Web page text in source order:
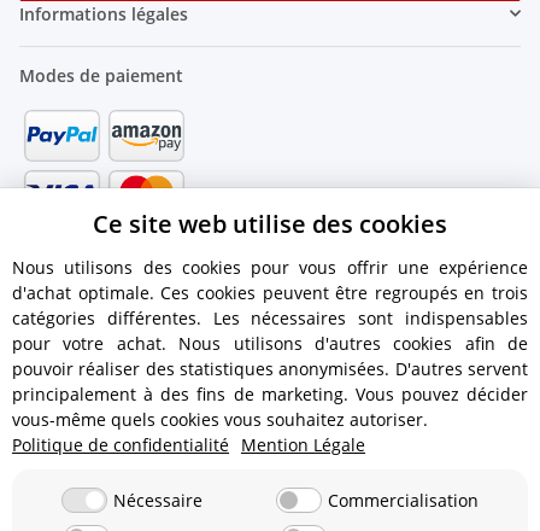
Informations légales
Modes de paiement
Informations dexpédition
Ce site web utilise des cookies
Nous utilisons des cookies pour vous offrir une expérience
d'achat optimale. Ces cookies peuvent être regroupés en trois
catégories différentes. Les nécessaires sont indispensables
pour votre achat. Nous utilisons d'autres cookies afin de
pouvoir réaliser des statistiques anonymisées. D'autres servent
principalement à des fins de marketing. Vous pouvez décider
vous-même quels cookies vous souhaitez autoriser.
Politique de confidentialité Mention Légale
Nécessaire
Commercialisation